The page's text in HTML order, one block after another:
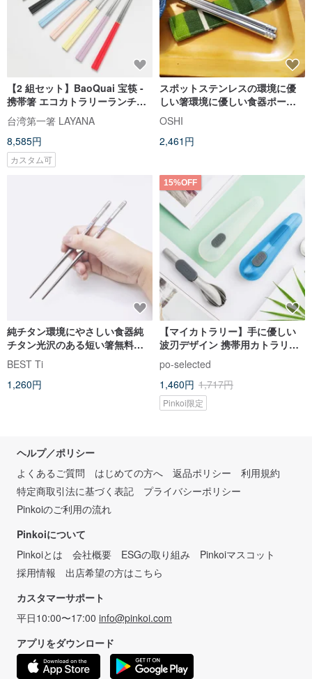
【2 組セット】BaoQuai 宝筷 -
携帯箸 エコカトラリーランチボ
ックス【名入れ可】
台湾第一箸 LAYANA
8,585円
カスタム可
スポットステンレスの環境に優
しい箸環境に優しい食器ポータ
ブル食器格納式箸キャンプ用品
OSHI
2,461円
純チタン環境にやさしい食器純
チタン光沢のある短い箸無料食
器バッグ
BEST Ti
1,260円
15%OFF
【マイカトラリー】手に優しい
波刃デザイン 携帯用カトラリー
セット 環境保護に 誕生日プレゼ
ントにも
po-selected
1,460円 1,717円
Pinkoi限定
ヘルプ／ポリシー
よくあるご質問
はじめての方へ 返品ポリシー
利用規約
特定商取引法に基づく表記
プライバシーポリシー
Pinkoiのご利用の流れ
Pinkoiについて
Pinkoiとは
会社概要 ESGの取り組み
Pinkoiマスコット
採用情報
出店希望の方はこちら
カスタマーサポート
平日10:00〜17:00 info@pinkoi.com
アプリをダウンロード